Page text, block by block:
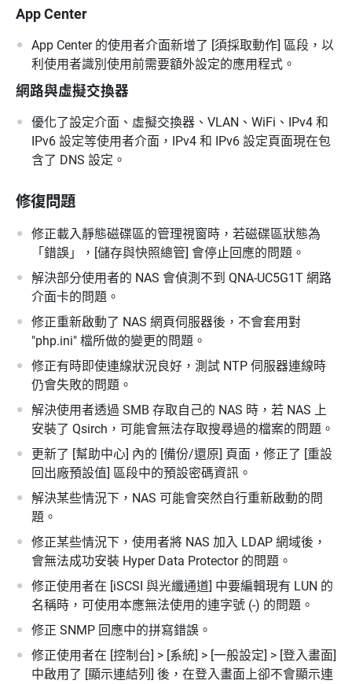
App Center
App Center 的使用者介面新增了 [須採取動作] 區段，以
利使用者識別使用前需要額外設定的應用程式。
網路與虛擬交換器
優化了設定介面、虛擬交換器、VLAN、WiFi、IPv4 和
IPv6 設定等使用者介面，IPv4 和 IPv6 設定頁面現在包
含了 DNS 設定。
修復問題
修正載入靜態磁碟區的管理視窗時，若磁碟區狀態為
「錯誤」，[儲存與快照總管] 會停止回應的問題。
解決部分使用者的 NAS 會偵測不到 QNA-UC5G1T 網路
介面卡的問題。
修正重新啟動了 NAS 網頁伺服器後，不會套用對
"php.ini" 檔所做的變更的問題。
修正有時即使連線狀況良好，測試 NTP 伺服器連線時
仍會失敗的問題。
解決使用者透過 SMB 存取自己的 NAS 時，若 NAS 上
安裝了 Qsirch，可能會無法存取搜尋過的檔案的問題。
更新了 [幫助中心] 內的 [備份/還原] 頁面，修正了 [重設
回出廠預設值] 區段中的預設密碼資訊。
解決某些情況下，NAS 可能會突然自行重新啟動的問
題。
修正某些情況下，使用者將 NAS 加入 LDAP 網域後，
會無法成功安裝 Hyper Data Protector 的問題。
修正使用者在 [iSCSI 與光纖通道] 中要編輯現有 LUN 的
名稱時，可使用本應無法使用的連字號 (-) 的問題。
修正 SNMP 回應中的拼寫錯誤。
修正使用者在 [控制台] > [系統] > [一般設定] > [登入畫面]
中啟用了 [顯示連結列] 後，在登入畫面上卻不會顯示連